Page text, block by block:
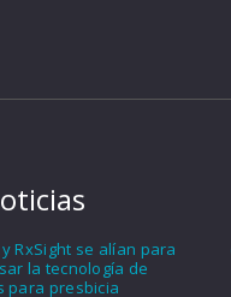
RxSight se alían para
la tecnología de
para presbicia